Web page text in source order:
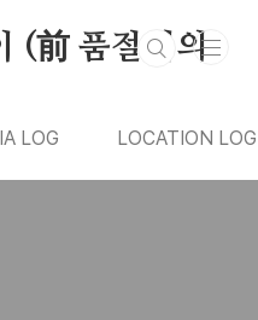
(前 품절녀의
LOG LOCATION LOG